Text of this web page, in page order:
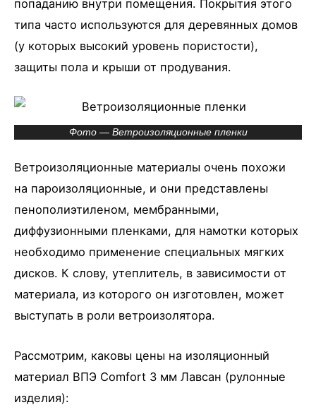
попаданию внутри помещения. Покрытия этого
типа часто используются для деревянных домов
(у которых высокий уровень пористости),
защиты пола и крыши от продувания.
Фото — Ветроизоляционные пленки
Ветроизоляционные материалы очень похожи
на пароизоляционные, и они представлены
пенополиэтиленом, мембранными,
диффузионными пленками, для намотки которых
необходимо применение специальных мягких
дисков. К слову, утеплитель, в зависимости от
материала, из которого он изготовлен, может
выступать в роли ветроизолятора.
Рассмотрим, каковы цены на изоляционный
материал ВПЭ Comfort 3 мм Лавсан (рулонные
изделия):